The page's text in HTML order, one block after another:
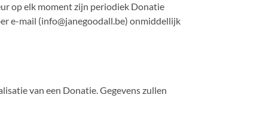
op elk moment zijn periodiek Donatie
e-mail (info@janegoodall.be) onmiddellijk
van een Donatie. Gegevens zullen